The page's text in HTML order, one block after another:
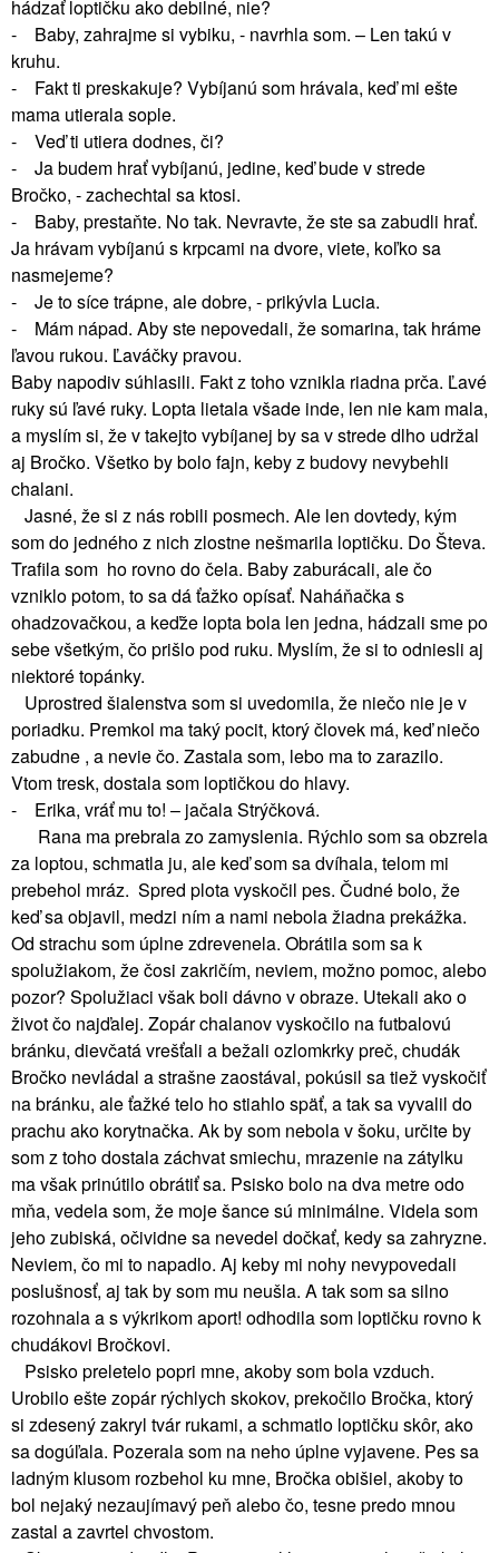
hádzať loptičku ako debilné, nie?
- Baby, zahrajme si vybiku, - navrhla som. – Len takú v
kruhu.
- Fakt ti preskakuje? Vybíjanú som hrávala, keď mi ešte
mama utierala sople.
- Veď ti utiera dodnes, či?
- Ja budem hrať vybíjanú, jedine, keď bude v strede
Bročko, - zachechtal sa ktosi.
- Baby, prestaňte. No tak. Nevravte, že ste sa zabudli hrať.
Ja hrávam vybíjanú s krpcami na dvore, viete, koľko sa
nasmejeme?
- Je to síce trápne, ale dobre, - prikývla Lucia.
- Mám nápad. Aby ste nepovedali, že somarina, tak hráme
ľavou rukou. Ľaváčky pravou.
Baby napodiv súhlasili. Fakt z toho vznikla riadna prča. Ľavé
ruky sú ľavé ruky. Lopta lietala všade inde, len nie kam mala,
a myslím si, že v takejto vybíjanej by sa v strede dlho udržal
aj Bročko. Všetko by bolo fajn, keby z budovy nevybehli
chalani.
Jasné, že si z nás robili posmech. Ale len dovtedy, kým
som do jedného z nich zlostne nešmarila loptičku. Do Števa.
Trafila som ho rovno do čela. Baby zaburácali, ale čo
vzniklo potom, to sa dá ťažko opísať. Naháňačka s
ohadzovačkou, a keďže lopta bola len jedna, hádzali sme po
sebe všetkým, čo prišlo pod ruku. Myslím, že si to odniesli aj
niektoré topánky.
Uprostred šialenstva som si uvedomila, že niečo nie je v
poriadku. Premkol ma taký pocit, ktorý človek má, keď niečo
zabudne , a nevie čo. Zastala som, lebo ma to zarazilo.
Vtom tresk, dostala som loptičkou do hlavy.
- Erika, vráť mu to! – jačala Strýčková.
Rana ma prebrala zo zamyslenia. Rýchlo som sa obzrela
za loptou, schmatla ju, ale keď som sa dvíhala, telom mi
prebehol mráz. Spred plota vyskočil pes. Čudné bolo, že
keď sa objavil, medzi ním a nami nebola žiadna prekážka.
Od strachu som úplne zdrevenela. Obrátila som sa k
spolužiakom, že čosi zakričím, neviem, možno pomoc, alebo
pozor? Spolužiaci však boli dávno v obraze. Utekali ako o
život čo najďalej. Zopár chalanov vyskočilo na futbalovú
bránku, dievčatá vrešťali a bežali ozlomkrky preč, chudák
Bročko nevládal a strašne zaostával, pokúsil sa tiež vyskočiť
na bránku, ale ťažké telo ho stiahlo späť, a tak sa vyvalil do
prachu ako korytnačka. Ak by som nebola v šoku, určite by
som z toho dostala záchvat smiechu, mrazenie na zátylku
ma však prinútilo obrátiť sa. Psisko bolo na dva metre odo
mňa, vedela som, že moje šance sú minimálne. Videla som
jeho zubiská, očividne sa nevedel dočkať, kedy sa zahryzne.
Neviem, čo mi to napadlo. Aj keby mi nohy nevypovedali
poslušnosť, aj tak by som mu neušla. A tak som sa silno
rozohnala a s výkrikom aport! odhodila som loptičku rovno k
chudákovi Bročkovi.
Psisko preletelo popri mne, akoby som bola vzduch.
Urobilo ešte zopár rýchlych skokov, prekočilo Bročka, ktorý
si zdesený zakryl tvár rukami, a schmatlo loptičku skôr, ako
sa dogúľala. Pozerala som na neho úplne vyjavene. Pes sa
ladným klusom rozbehol ku mne, Bročka obišiel, akoby to
bol nejaký nezaujímavý peň alebo čo, tesne predo mnou
zastal a zavrtel chvostom.